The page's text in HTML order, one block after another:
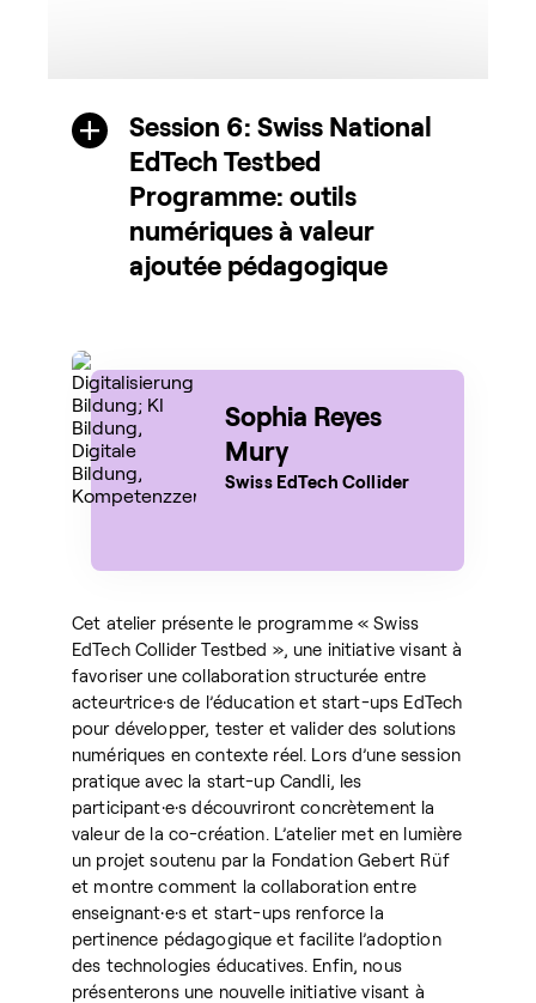
Session 6: Swiss National
EdTech Testbed
Programme: outils
numériques à valeur
ajoutée pédagogique
Cet atelier présente le programme « Swiss
EdTech Collider Testbed », une initiative visant à
favoriser une collaboration structurée entre
acteur·trice·s de l’éducation et start-ups EdTech
pour développer, tester et valider des solutions
numériques en contexte réel. Lors d’une session
pratique avec la start-up Candli, les
participant·e·s découvriront concrètement la
valeur de la co-création. L’atelier met en lumière
un projet soutenu par la Fondation Gebert Rüf
et montre comment la collaboration entre
enseignant·e·s et start-ups renforce la
pertinence pédagogique et facilite l’adoption
des technologies éducatives. Enfin, nous
présenterons une nouvelle initiative visant à
Sophia Reyes
Mury
Swiss EdTech Collider